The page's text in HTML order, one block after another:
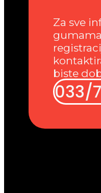
Za sve
biste
033/